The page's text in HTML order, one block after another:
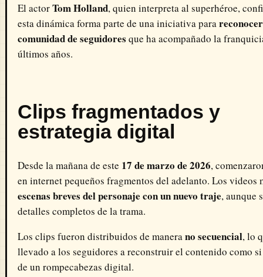
El actorTom Holland, quien interpreta al superhéroe,
esta dinámica forma parte de una iniciativa para
comunidad de seguidores que ha acompañado la
últimos años.
Clips fragmentados y
estrategia digital
Desde la mañana de este 17 de marzo de 2026,
en internet pequeños fragmentos del adelanto. Los videos
escenas breves del personaje con un nuevo traje, aunque
detalles completos de la trama.
Los clips fueron distribuidos de manerano secuencial, lo
llevado a los seguidores a reconstruir el contenido como
de un rompecabezas digital.